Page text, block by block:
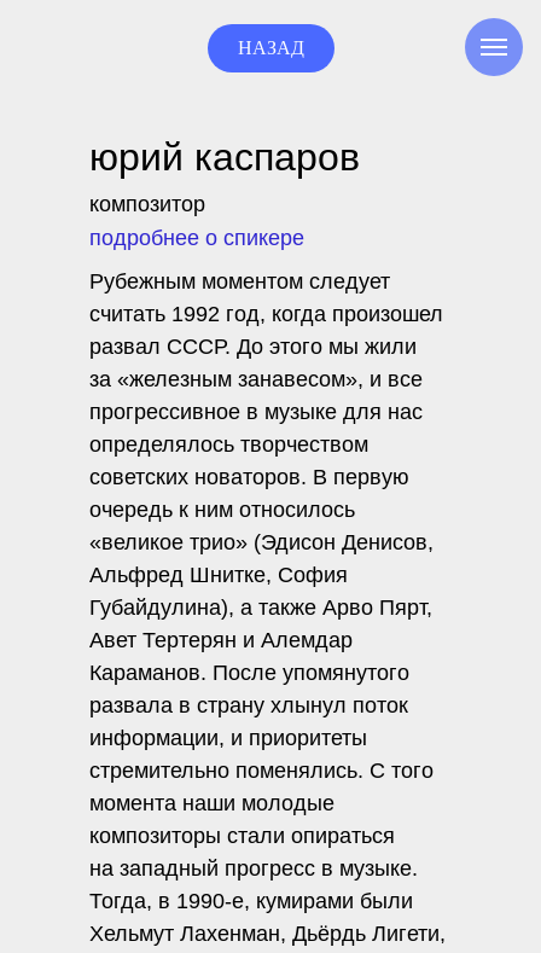
НАЗАД
Рубежным моментом следует
считать 1992 год, когда произошел
развал СССР. До этого мы жили
за «железным занавесом», и все
прогрессивное в музыке для нас
определялось творчеством
советских новаторов. В первую
очередь к ним относилось
«великое трио» (Эдисон Денисов,
Альфред Шнитке, София
Губайдулина), а также Арво Пярт,
Авет Тертерян и Алемдар
Караманов. После упомянутого
развала в страну хлынул поток
информации, и приоритеты
стремительно поменялись. С того
момента наши молодые
композиторы стали опираться
на западный прогресс в музыке.
Тогда, в 1990-е, кумирами были
Хельмут Лахенман, Дьёрдь Лигети,
юрий каспаров
композитор
подробнее о спикере